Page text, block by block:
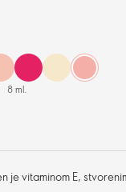
8 ml.
je vitaminom E,